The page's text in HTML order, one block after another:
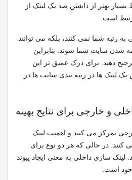
بهتر از داشتن صد بک لینک از
است.
به رتبه شما نمی کنند، بلکه می توانند
شدن سایت شما شوند. بنابراین
دهید. برای درک عمیق تر این
لینک ها در رتبه بندی سایت ها در
و خارجی برای نتایج بهینه
تمرکز می کنند و اهمیت لینک
در حالی که هر دو نوع برای
سازی داخلی به معنی ایجاد پیوند
است.